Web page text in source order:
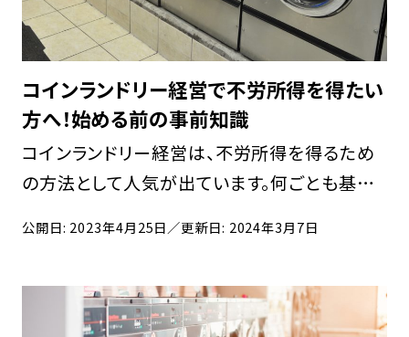
コインランドリー経営で不労所得を得たい
方へ！始める前の事前知識
コインランドリー経営は、不労所得を得るため
の方法として人気が出ています。何ごとも基礎
やデメリットなど気になる方も多いでしょう。 当
もの […]
公開日: 2023年4月25日／更新日: 2024年3月7日